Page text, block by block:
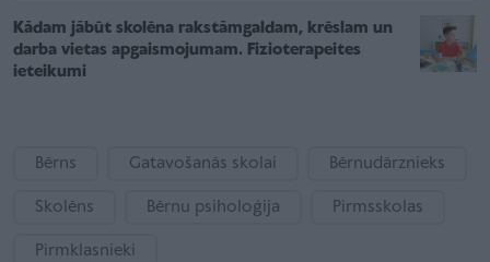
Kādam jābūt skolēna rakstāmgaldam, krēslam un
darba vietas apgaismojumam. Fizioterapeites
ieteikumi
Bērns Gatavošanās skolai Bērnudārznieks
Skolēns Bērnu psiholoģija Pirmsskolas
Pirmklasnieki